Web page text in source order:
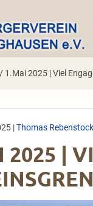
/ 1.Mai 2025 | Viel
|Thomas Rebenstock
2025 |